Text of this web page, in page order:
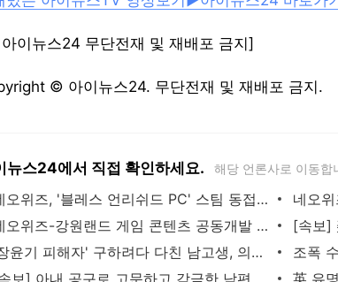
이뉴스24 무단전재 및 재배포 금지]
© 아이뉴스24. 무단전재 및 재배포 금지.
뉴스24에서 직접 확인하세요. 해당 언론사로 이동합
네오위즈, '블레스 언리쉬드 PC' 스팀 동접 7만명 돌파
네오위즈-강원랜드 게임 콘텐츠 공동개발 협약 체결
'장윤기 피해자' 구하려다 다친 남고생, 의상자 인정…국가 지원